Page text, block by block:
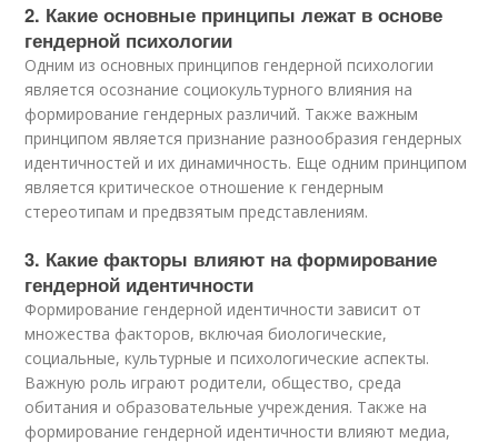
2. Какие основные принципы лежат в основе
гендерной психологии
Одним из основных принципов гендерной психологии
является осознание социокультурного влияния на
формирование гендерных различий. Также важным
принципом является признание разнообразия гендерных
идентичностей и их динамичность. Еще одним принципом
является критическое отношение к гендерным
стереотипам и предвзятым представлениям.
3. Какие факторы влияют на формирование
гендерной идентичности
Формирование гендерной идентичности зависит от
множества факторов, включая биологические,
социальные, культурные и психологические аспекты.
Важную роль играют родители, общество, среда
обитания и образовательные учреждения. Также на
формирование гендерной идентичности влияют медиа,